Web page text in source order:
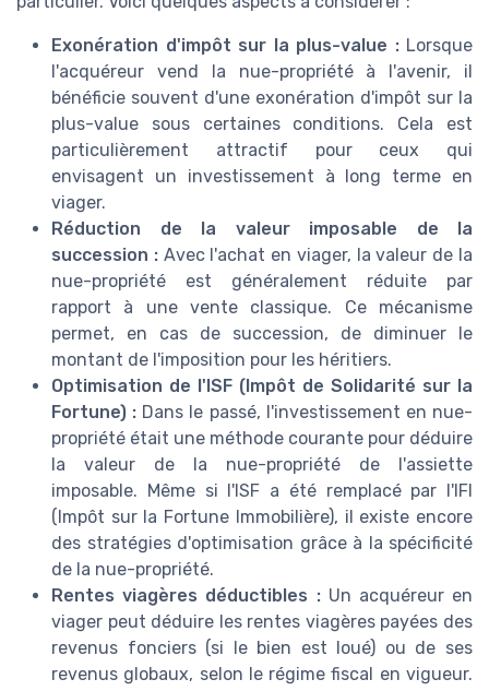
Exonération d'impôt sur la plus-value :Lorsque
l'acquéreur vend la nue-propriété à l'avenir, il
bénéficie souvent d'une exonération d'impôt sur la
plus-value sous certaines conditions. Cela est
particulièrement attractif pour ceux qui
envisagent un investissement à long terme en
viager.
Réduction de la valeur imposable de la
succession :Avec l'achat en viager, la valeur de la
nue-propriété est généralement réduite par
rapport à une vente classique. Ce mécanisme
permet, en cas de succession, de diminuer le
montant de l'imposition pour les héritiers.
Optimisation de l'ISF (Impôt de Solidarité sur la
Fortune) : Dans le passé, l'investissement en nue-
propriété était une méthode courante pour déduire
la valeur de la nue-propriété de l'assiette
imposable. Même si l'ISF a été remplacé par l'IFI
(Impôt sur la Fortune Immobilière), il existe encore
des stratégies d'optimisation grâce à la spécificité
de la nue-propriété.
Rentes viagères déductibles :Un acquéreur en
viager peut déduire les rentes viagères payées des
revenus fonciers (si le bien est loué) ou de ses
revenus globaux, selon le régime fiscal en vigueur.